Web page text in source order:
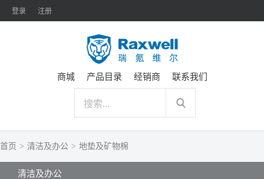
登录 注册
商城 产品目录 经销商 联系我们
首页 > 清洁及办公 > 地垫及矿物棉
清洁及办公